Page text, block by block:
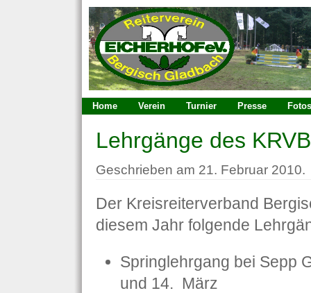
Home Verein Turnier Presse Fotos
Lehrgänge des
Geschrieben am 21. Februar 2010.
Der Kreisreiterverband
diesem Jahr folgende
Springlehrgang bei Sepp
und 14. März